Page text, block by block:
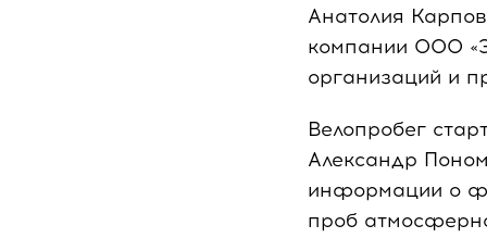
Анатолия
компании ООО
организаций и
Велопробег
Александр
информации о
проб